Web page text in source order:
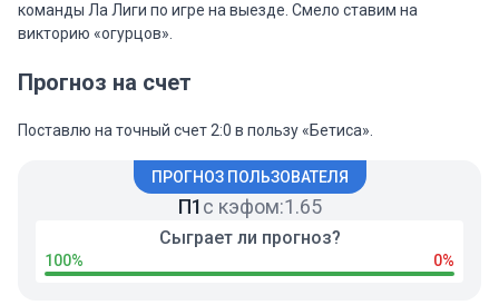
команды Ла Лиги по игре на выезде. Смело ставим на
викторию «огурцов».
Прогноз на счет
Поставлю на точный счет 2:0 в пользу «Бетиса».
ПРОГНОЗ ПОЛЬЗОВАТЕЛЯ
П1с кэфом:1.65
100%
Сыграет ли прогноз?
0%